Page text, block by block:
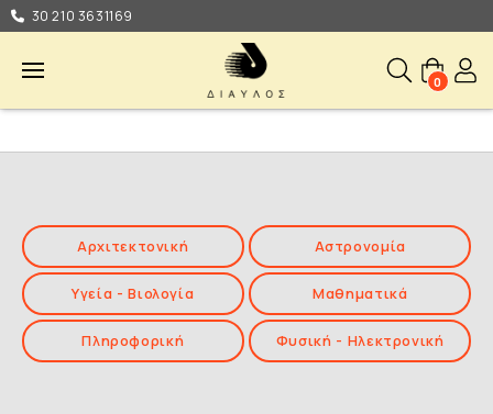
30 210 3631169
0
Αρχιτεκτονική Αστρονομία
Υγεία - Βιολογία Μαθηματικά
Πληροφορική Φυσική - Ηλεκτρονική